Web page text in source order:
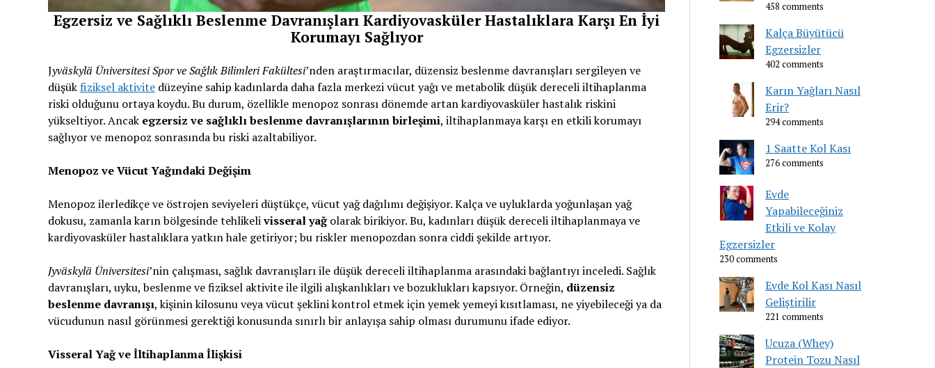
Egzersiz ve Sağlıklı Beslenme Davranışları Kardiyovasküler Hastalıklara Karşı En İyi
Korumayı Sağlıyor
Jyväskylä Üniversitesi Spor ve Sağlık Bilimleri Fakültesi’nden araştırmacılar, düzensiz beslenme davranışları sergileyen ve
düşükfiziksel aktivitedüzeyine sahip kadınlarda daha fazla merkezi vücut yağı ve metabolik düşük dereceli iltihaplanma
riski olduğunu ortaya koydu. Bu durum, özellikle menopoz sonrası dönemde artan kardiyovasküler hastalık riskini
yükseltiyor. Ancak egzersiz ve sağlıklı beslenme davranışlarının birleşimi, iltihaplanmaya karşı en etkili korumayı
sağlıyor ve menopoz sonrasında bu riski azaltabiliyor.
Menopoz ve Vücut Yağındaki Değişim
Menopoz ilerledikçe ve östrojen seviyeleri düştükçe, vücut yağ dağılımı değişiyor. Kalça ve uyluklarda yoğunlaşan yağ
dokusu, zamanla karın bölgesinde tehlikelivisseral yağolarak birikiyor. Bu, kadınları düşük dereceli iltihaplanmaya ve
kardiyovasküler hastalıklara yatkın hale getiriyor; bu riskler menopozdan sonra ciddi şekilde artıyor.
Jyväskylä Üniversitesi’nin çalışması, sağlık davranışları ile düşük dereceli iltihaplanma arasındaki bağlantıyı inceledi. Sağlık
davranışları, uyku, beslenme ve fiziksel aktivite ile ilgili alışkanlıkları ve bozuklukları kapsıyor. Örneğin, düzensiz
beslenme davranışı, kişinin kilosunu veya vücut şeklini kontrol etmek için yemek yemeyi kısıtlaması, ne yiyebileceği ya da
vücudunun nasıl görünmesi gerektiği konusunda sınırlı bir anlayışa sahip olması durumunu ifade ediyor.
Visseral Yağ ve İltihaplanma İlişkisi
458 comments
Kalça Büyütücü
Egzersizler
402 comments
Karın Yağları Nasıl
Erir?
294 comments
1 Saatte Kol Kası
276 comments
Evde
Yapabileceğiniz
Etkili ve Kolay
Egzersizler
230 comments
Evde Kol Kası Nasıl
Geliştirilir
221 comments
Ucuza (Whey)
Protein Tozu Nasıl